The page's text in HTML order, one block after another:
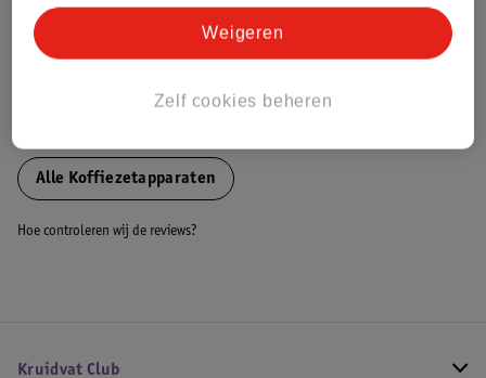
Bestel & Bezorginformatie
Alle Koffiezetapparaten
Hoe controleren wij de reviews?
Kruidvat Club
Zelf cookies beheren
Weigeren